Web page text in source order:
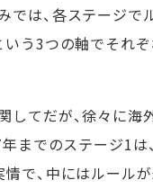
は、各ステージで
いう3つの軸でそれ
してだが、徐々に海
までのステージ1は
情で、中にはルール